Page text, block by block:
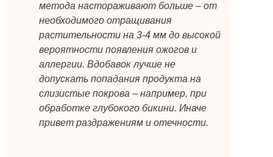
метода настораживают больше – от
необходимого отращивания
растительности на 3-4 мм до высокой
вероятности появления ожогов и
аллергии. Вдобавок лучше не
допускать попадания продукта на
слизистые покрова – например, при
обработке глубокого бикини. Иначе
привет раздражениям и отечности.